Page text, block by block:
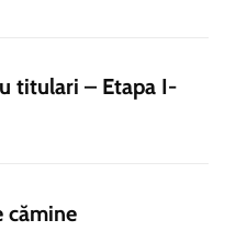
titulari – Etapa I-
cămine